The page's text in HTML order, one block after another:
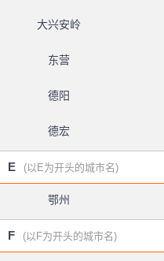
大兴安岭
东营
德阳
德宏
E (以E为开头的城市名)
鄂州
F (以F为开头的城市名)